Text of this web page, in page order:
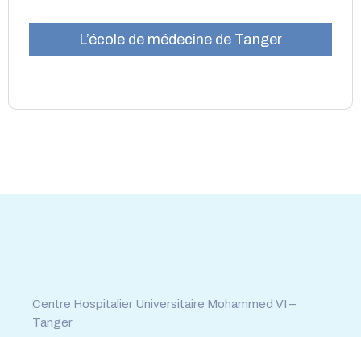
L’école de médecine de Tanger
Centre Hospitalier Universitaire Mohammed VI –
Tanger